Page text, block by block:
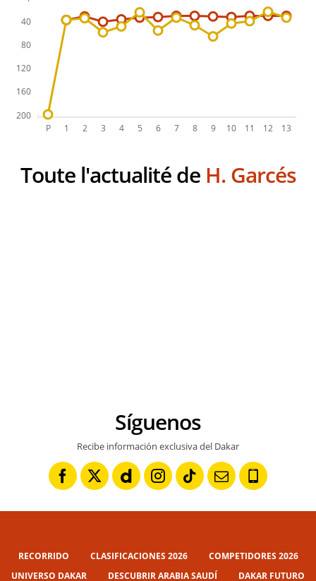
Toute l'actualité de H. Garcés
Síguenos
Recibe información exclusiva del Dakar
RECORRIDO CLASIFICACIONES 2026
COMPETIDORES 2026
UNIVERSO DAKAR
DESCUBRIR ARABIA SAUDÍ DAKAR FUTURO